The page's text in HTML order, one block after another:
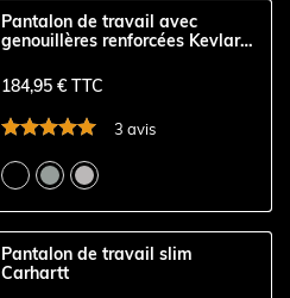
Pantalon de travail avec
genouillères renforcées Kevlar
184,95 € TTC
3 avis
Pantalon de travail slim
Carhartt